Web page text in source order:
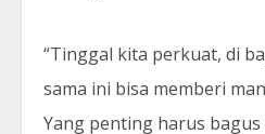
“Tinggal kita perkuat, di
sama ini bisa memberi
Yang penting harus